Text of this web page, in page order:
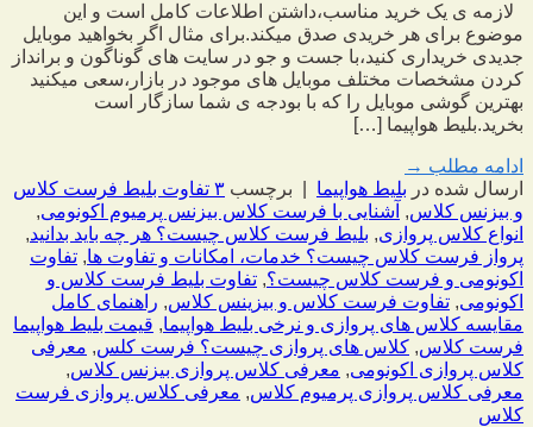
لازمه ی یک خرید مناسب،داشتن اطلاعات کامل است و این
موضوع برای هر خریدی صدق میکند.برای مثال اگر بخواهید موبایل
جدیدی خریداری کنید،با جست و جو در سایت های گوناگون و برانداز
کردن مشخصات مختلف موبایل های موجود در بازار،سعی میکنید
بهترین گوشی موبایل را که با بودجه ی شما سازگار است
بخرید.بلیط هواپیما […]
ادامه مطلب →
ارسال شده در بلیط هواپیما برچسب
۳ تفاوت بلیط فرست کلاس
و بیزنس کلاس, آشنایی با فرست کلاس بیزنس پرمیوم اکونومی,
انواع کلاس پروازی, بلیط فرست کلاس چیست؟ هر چه باید بدانید,
پرواز فرست کلاس چیست؟ خدمات، امکانات و تفاوت ها, تفاوت
اکونومی و فرست کلاس چیست؟, تفاوت بلیط فرست کلاس و
اکونومی, تفاوت فرست کلاس و بیزینس کلاس, راهنمای کامل
مقایسه کلاس های پروازی و نرخی بلیط هواپیما, قیمت بلیط هواپیما
فرست کلاس, کلاس های پروازی چیست؟ فرست کلس, معرفی
کلاس پروازی اکونومی, معرفی کلاس پروازی بیزنس کلاس,
معرفی کلاس پروازی پرمیوم کلاس, معرفی کلاس پروازی فرست
کلاس